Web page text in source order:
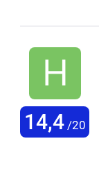
14,4/20